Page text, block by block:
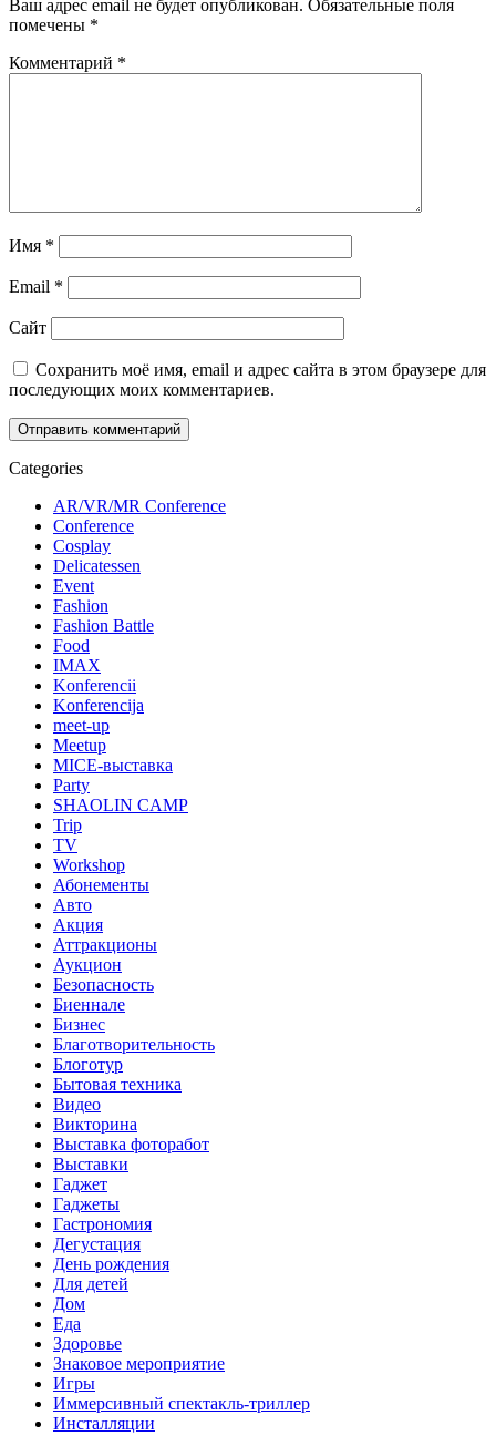
Ваш адрес email не будет опубликован. Обязательные поля
помечены *
Комментарий *
Имя *
Email *
Сайт
Сохранить моё имя, email и адрес сайта в этом браузере для
последующих моих комментариев.
Categories
AR/VR/MR Conference
Conference
Cosplay
Delicatessen
Event
Fashion
Fashion Battle
Food
IMAX
Konferencii
Konferencija
meet-up
Meetup
MICE-выставка
Party
SHAOLIN CAMP
Trip
TV
Workshop
Абонементы
Авто
Акция
Аттракционы
Аукцион
Безопасность
Биеннале
Бизнес
Благотворительность
Блоготур
Бытовая техника
Видео
Викторина
Выставка фоторабот
Выставки
Гаджет
Гаджеты
Гастрономия
Дегустация
День рождения
Для детей
Дом
Еда
Здоровье
Знаковое мероприятие
Игры
Иммерсивный спектакль-триллер
Инсталляции